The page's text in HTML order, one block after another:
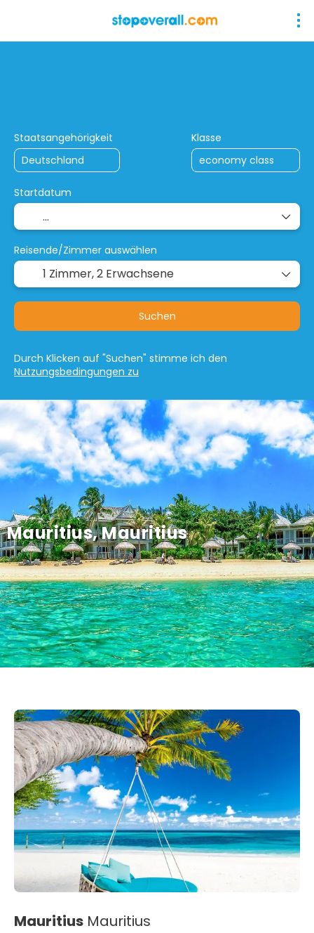
Mauritius, Mauritius
Staatsangehörigkeit Klasse
Startdatum
Reisende/Zimmer auswählen
1 Zimmer,2 Erwachsene
Suchen
Durch Klicken auf "Suchen" stimme ich den
Nutzungsbedingungen zu
Mauritius Mauritius